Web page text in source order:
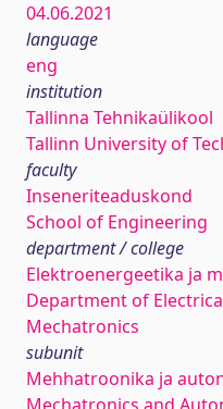
04.06.2021
language
eng
institution
Tallinna Tehnikaülikool
Tallinn University of
faculty
Inseneriteaduskond
School of Engineering
department / college
Elektroenergeetika ja
Department of
Mechatronics
subunit
Mehhatroonika ja